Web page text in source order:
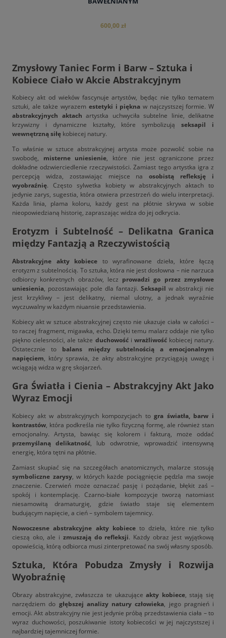
600,00 zł
Zmysłowy Taniec Form i Barw – Sztuka i
Kobiece Ciało w Akcie Abstrakcyjnym
Kobiecy akt od wieków fascynuje artystów, będąc nie tylko tematem
sztuki, ale także wyrazem estetyki i piękna w najczystszej formie. W
abstrakcyjnych aktach artystka uchwyciła subtelne linie, delikatne
krzywizny i dynamiczne kształty, które symbolizująseksapil i
wewnętrzną siłę kobiecej natury.
To właśnie w sztuce abstrakcyjnej artysta może pozwolić sobie na
swobodę, misterne uniesienie, które nie jest ograniczone przez
dokładne odzwierciedlenie rzeczywistości. Zamiast tego artystka igra z
percepcją widza, zostawiając miejsce naosobistą refleksję i
wyobraźnię. Często sylwetka kobiety w abstrakcyjnych aktach to
jedynie zarys, sugestia, która otwiera przestrzeń do wielu interpretacji.
Każda linia, plama koloru, każdy gest na płótnie skrywa w sobie
nieopowiedzianą historię, zapraszając widza do jej odkrycia.
Erotyzm i Subtelność – Delikatna Granica
między Fantazją a Rzeczywistością
Abstrakcyjne akty kobiece to wyrafinowane dzieła, które łączą
erotyzm z subtelnością. To sztuka, która nie jest dosłowna – nie narzuca
odbiorcy konkretnych obrazów, lecz prowadzi go przez zmysłowe
uniesienia, pozostawiając pole dla fantazji. Seksapil w abstrakcji nie
jest krzykliwy – jest delikatny, niemal ulotny, a jednak wyraźnie
wyczuwalny w każdym niuansie przedstawienia.
Kobiecy akt w sztuce abstrakcyjnej często nie ukazuje ciała w całości –
to raczej fragment, migawka, echo. Dzięki temu malarz oddaje nie tylko
piękno cielesności, ale także duchowośći wrażliwośćkobiecej natury.
Ostatecznie to balans między subtelnością a emocjonalnym
napięciem, który sprawia, że akty abstrakcyjne przyciągają uwagę i
wciągają widza w grę skojarzeń.
Gra Światła i Cienia – Abstrakcyjny Akt Jako
Wyraz Emocji
Kobiecy akt w abstrakcyjnych kompozycjach togra światła, barw i
kontrastów, która podkreśla nie tylko fizyczną formę, ale również stan
emocjonalny. Artysta, bawiąc się kolorem i fakturą, może oddać
przemyślaną delikatność, lub odwrotnie, wprowadzić intensywną
energię, która tętni na płótnie.
Zamiast skupiać się na szczegółach anatomicznych, malarze stosują
symboliczne zarysy, w których każde pociągnięcie pędzla ma swoje
znaczenie. Czerwień może oznaczać pasję i pożądanie, błękit zaś –
spokój i kontemplację. Czarno-białe kompozycje tworzą natomiast
niesamowitą dramaturgię, gdzie światło staje się elementem
budującym napięcie, a cień – symbolem tajemnicy.
Nowoczesne abstrakcyjne akty kobieceto dzieła, które nie tylko
cieszą oko, ale i zmuszają do refleksji. Każdy obraz jest wyjątkową
opowieścią, którą odbiorca musi zinterpretować na swój własny sposób.
Sztuka, Która Pobudza Zmysły i Rozwija
Wyobraźnię
Obrazy abstrakcyjne, zwłaszcza te ukazująceakty kobiece, stają się
narzędziem do głębszej analizy natury człowieka, jego pragnień i
emocji. Akt abstrakcyjny nie jest jedynie próbą przedstawienia ciała – to
wyraz duchowości, poszukiwanie istoty kobiecości w jej najczystszej i
najbardziej tajemniczej formie.